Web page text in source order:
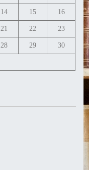
14 15 16
21 22 23
28 29 30